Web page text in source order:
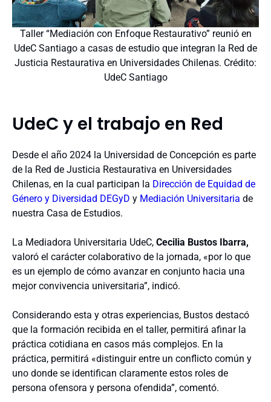
Taller “Mediación con Enfoque Restaurativo” reunió en
UdeC Santiago a casas de estudio que integran la Red de
Justicia Restaurativa en Universidades Chilenas. Crédito:
UdeC Santiago
UdeC y el trabajo en Red
Desde el año 2024 la Universidad de Concepción es parte
de la Red de Justicia Restaurativa en Universidades
Chilenas, en la cual participan la Dirección de Equidad de
Género y Diversidad DEGyD y Mediación Universitaria de
nuestra Casa de Estudios.
La Mediadora Universitaria UdeC, Cecilia Bustos Ibarra,
valoró el carácter colaborativo de la jornada, «por lo que
es un ejemplo de cómo avanzar en conjunto hacia una
mejor convivencia universitaria”, indicó.
Considerando esta y otras experiencias, Bustos destacó
que la formación recibida en el taller, permitirá afinar la
práctica cotidiana en casos más complejos. En la
práctica, permitirá «distinguir entre un conflicto común y
uno donde se identifican claramente estos roles de
persona ofensora y persona ofendida”, comentó.